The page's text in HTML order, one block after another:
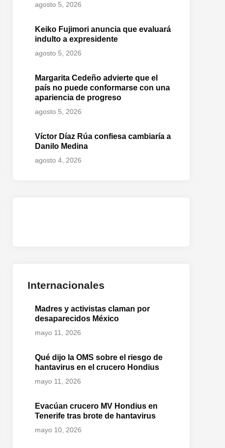
agosto 5, 2026
Keiko Fujimori anuncia que evaluará
indulto a expresidente
agosto 5, 2026
Margarita Cedeño advierte que el
país no puede conformarse con una
apariencia de progreso
agosto 5, 2026
Víctor Díaz Rúa confiesa cambiaría a
Danilo Medina
agosto 4, 2026
Internacionales
Madres y activistas claman por
desaparecidos México
mayo 11, 2026
Qué dijo la OMS sobre el riesgo de
hantavirus en el crucero Hondius
mayo 11, 2026
Evacúan crucero MV Hondius en
Tenerife tras brote de hantavirus
mayo 10, 2026